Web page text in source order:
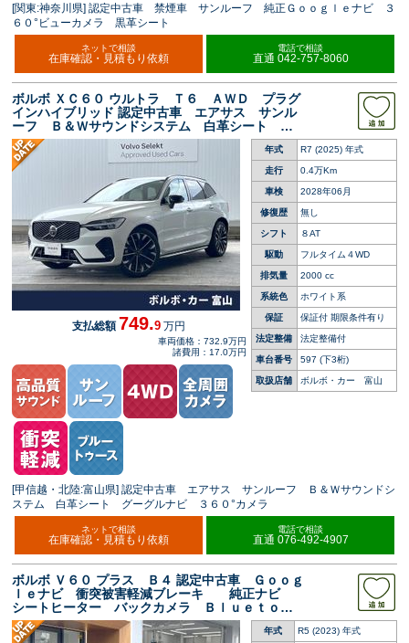
[関東:神奈川県] 認定中古車 禁煙車 サンルーフ 純正Ｇｏｏｇｌｅナビ ３
６０°ビューカメラ 黒革シート
ネットで相談
在庫確認・見積もり依頼
電話で相談
直通 042-757-8060
ボルボ ＸＣ６０ ウルトラ Ｔ６ ＡＷＤ プラグ
インハイブリッド 認定中古車 エアサス サンル
ーフ Ｂ＆Ｗサウンドシステム 白革シート グ
ーグル搭載ナビ ３６０°ビューカメラ アダプテ
ィブクルーズコントロール シートベンチレーシ
ョン シートヒーター パワーバックドア
年式 R7 (2025) 年式
走行 0.4万Km
車検 2028年06月
修復歴 無し
シフト ８AT
駆動 フルタイム４WD
排気量 2000 cc
系統色 ホワイト系
保証 保証付 期限条件有り
法定整備 法定整備付
車台番号 597 (下3桁)
取扱店舗 ボルボ・カー 富山
支払総額749.9 万円
車両価格：732.9万円
諸費用：17.0万円
[甲信越・北陸:富山県] 認定中古車 エアサス サンルーフ Ｂ＆Ｗサウンドシ
ステム 白革シート グーグルナビ ３６０°カメラ
ネットで相談
在庫確認・見積もり依頼
電話で相談
直通 076-492-4907
ボルボ Ｖ６０ プラス Ｂ４ 認定中古車 Ｇｏｏｇ
ｌｅナビ 衝突被害軽減ブレーキ 純正ナビ
シートヒーター バックカメラ Ｂｌｕｅｔｏｏ
ｔｈ フルセグＴＶ 純正ヘッドライト ブライ
ンドスポットインフォメーション 車線逸脱警報
年式 R5 (2023) 年式